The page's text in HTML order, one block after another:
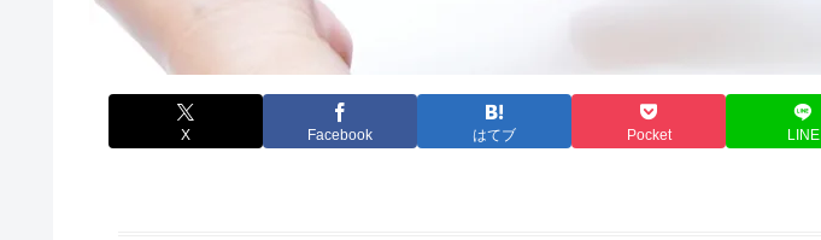
X Facebook はてブ Pocket LINE